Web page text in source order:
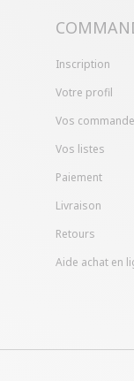
Inscription
Votre profil
Vos
Vos listes
Paiement
Livraison
Retours
Aide achat en